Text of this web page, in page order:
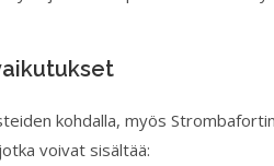
kohdalla, myös
voivat sisältää: